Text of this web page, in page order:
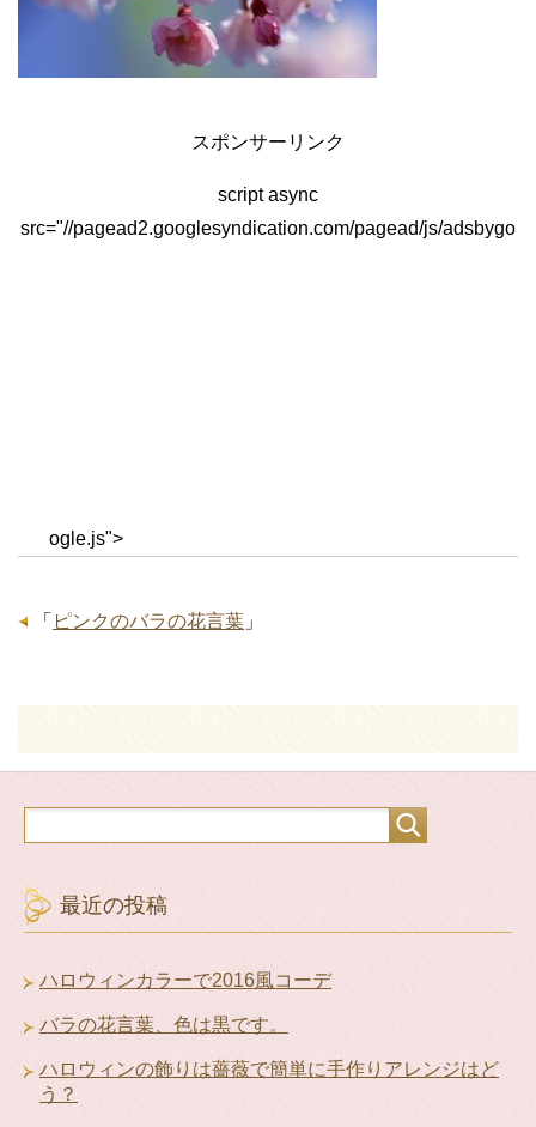
スポンサーリンク
script async
src="//pagead2.googlesyndication.com/pagead/js/adsbygo
ogle.js">
「 ピンクのバラの花言葉 」
最近の投稿
ハロウィンカラーで2016風コーデ
バラの花言葉、色は黒です。
ハロウィンの飾りは薔薇で簡単に手作りアレンジはど
う？